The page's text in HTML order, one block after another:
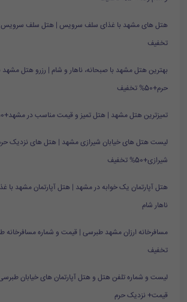
تخفیف
بهترین هتل مشهد با صبحانه، ناهار و شام | رزرو هتل مشهد
حرم+50% تخفیف
تمیزترین هتل مشهد | هتل تمیز و قیمت مناسب در مشهد+50% تخفیف
لیست هتل های خیابان شیرازی مشهد | هتل های نزدیک
شیرازی+50% تخفیف
هتل آپارتمان یک خوابه در مشهد | هتل آپارتمان مشهد با
ناهار شام
تخفیف
لیست و شماره تلفن هتل و هتل آپارتمان های خیابان
قیمت+ نزدیک حرم